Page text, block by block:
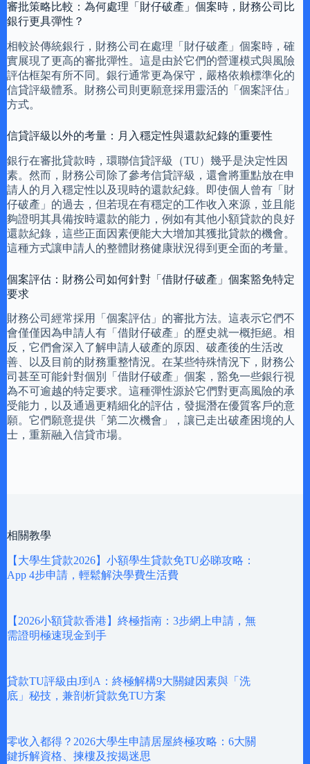
審批策略比較：為何處理「財仔破產」個案時，財務公司比
銀行更具彈性？
相較於傳統銀行，財務公司在處理「財仔破產」個案時，確
實展現了更高的審批彈性。這是由於它們的營運模式與風險
評估框架有所不同。銀行通常更為保守，嚴格依賴標準化的
信貸評級體系。財務公司則更願意採用靈活的「個案評估」
方式。
信貸評級以外的考量：月入穩定性與還款紀錄的重要性
銀行在審批貸款時，環聯信貸評級（TU）幾乎是決定性因
素。然而，財務公司除了參考信貸評級，還會將重點放在申
請人的月入穩定性以及現時的還款紀錄。即使個人曾有「財
仔破產」的過去，但若現在有穩定的工作收入來源，並且能
夠證明其具備按時還款的能力，例如有其他小額貸款的良好
還款紀錄，這些正面因素便能大大增加其獲批貸款的機會。
這種方式讓申請人的整體財務健康狀況得到更全面的考量。
個案評估：財務公司如何針對「借財仔破產」個案豁免特定
要求
財務公司經常採用「個案評估」的審批方法。這表示它們不
會僅僅因為申請人有「借財仔破產」的歷史就一概拒絕。相
反，它們會深入了解申請人破產的原因、破產後的生活改
善、以及目前的財務重整情況。在某些特殊情況下，財務公
司甚至可能針對個別「借財仔破產」個案，豁免一些銀行視
為不可逾越的特定要求。這種彈性源於它們對更高風險的承
受能力，以及通過更精細化的評估，發掘潛在優質客戶的意
願。它們願意提供「第二次機會」，讓已走出破產困境的人
士，重新融入信貸市場。
相關教學
【大學生貸款2026】小額學生貸款免TU必睇攻略：
App 4步申請，輕鬆解決學費生活費
【2026小額貸款香港】終極指南：3步網上申請，無
需證明極速現金到手
貸款TU評級由J到A：終極解構9大關鍵因素與「洗
底」秘技，兼剖析貸款免TU方案
零收入都得？2026大學生申請居屋終極攻略：6大關
鍵拆解資格、揀樓及按揭迷思